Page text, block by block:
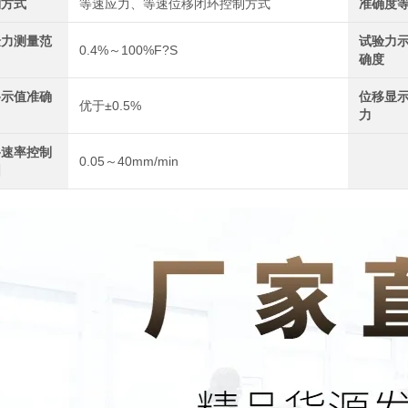
式 等速应力、等速位移闭环控制方式 准确度
测量范
0.4%～100%F?S
试验力
确度
值准确
优于±0.5%
位移显
力
率控制
0.05～40mm/min